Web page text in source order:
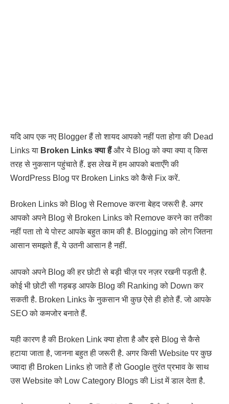
यदि आप एक नए Blogger हैं तो शायद आपको नहीं पता होगा की Dead
Links या Broken Links क्या हैंऔर ये Blog को क्या क्या व् किस
तरह से नुकसान पहुंचाते हैं. इस लेख में हम आपको बताएँगे की
WordPress Blog पर Broken Links को कैसे Fix करें.
Broken Links को Blog से Remove करना बेहद जरूरी है. अगर
आपको अपने Blog से Broken Links को Remove करने का तरीका
नहीं पता तो ये पोस्ट आपके बहुत काम की है. Blogging को लोग जितना
आसान समझते हैं, ये उतनी आसान है नहीं.
आपको अपने Blog की हर छोटी से बड़ी चीज़ पर नज़र रखनी पड़ती है.
कोई भी छोटी सी गड़बड़ आपके Blog की Ranking को Down कर
सकती है. Broken Links के नुकसान भी कुछ ऐसे ही होते हैं. जो आपके
SEO को कमजोर बनाते हैं.
यही कारण है की Broken Link क्या होता है और इसे Blog से कैसे
हटाया जाता है, जानना बहुत ही जरूरी है. अगर किसी Website पर कुछ
ज्यादा ही Broken Links हो जाते हैं तो Google तुरंत प्रभाव के साथ
उस Website को Low Category Blogs की List में डाल देता है.